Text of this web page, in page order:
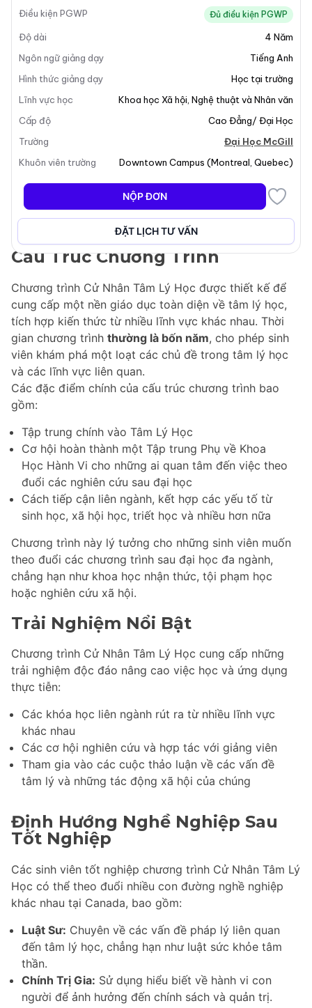
Tổng Quan Chương Trình
Cử Nhân Tâm Lý Học Trong Cử Nhân Nghệ Thuật Và
Khoa Học tại Đại Học McGill là một chương trình liên
ngành đi sâu vào khoa học về tâm trí và hành vi.
Chương trình khám phá cả hiện tượng có ý thức và vô
thức, cảm xúc và suy nghĩ, đồng thời xem xét bản
chất xã hội của con người. Chương trình này nhấn
mạnh ảnh hưởng của văn hóa, thành viên nhóm và các
mối quan hệ đến tính cách và hành vi cá nhân. Đây là
đến việc hiểu hành vi con người và tâm trí, mặc dù nó
không đủ điều kiện cho các sinh viên tốt nghiệp hành
nghề tâm lý học chuyên nghiệp.
Cấu Trúc Chương Trình
Chương trình Cử Nhân Tâm Lý Học được thiết kế để
cung cấp một nền giáo dục toàn diện về tâm lý học,
tích hợp kiến thức từ nhiều lĩnh vực khác nhau. Thời
gian chương trình thường là bốn năm, cho phép sinh
viên khám phá một loạt các chủ đề trong tâm lý học
và các lĩnh vực liên quan.
Các đặc điểm chính của cấu trúc chương trình bao
gồm:
Tập trung chính vào Tâm Lý Học
Cơ hội hoàn thành một Tập trung Phụ về Khoa
Học Hành Vi cho những ai quan tâm đến việc theo
đuổi các nghiên cứu sau đại học
Cách tiếp cận liên ngành, kết hợp các yếu tố từ
sinh học, xã hội học, triết học và nhiều hơn nữa
Chương trình này lý tưởng cho những sinh viên muốn
theo đuổi các chương trình sau đại học đa ngành,
chẳng hạn như khoa học nhận thức, tội phạm học
hoặc nghiên cứu xã hội.
Trải Nghiệm Nổi Bật
Chương trình Cử Nhân Tâm Lý Học cung cấp những
trải nghiệm độc đáo nâng cao việc học và ứng dụng
thực tiễn:
Các khóa học liên ngành rút ra từ nhiều lĩnh vực
khác nhau
Các cơ hội nghiên cứu và hợp tác với giảng viên
Tham gia vào các cuộc thảo luận về các vấn đề
tâm lý và những tác động xã hội của chúng
Định Hướng Nghề Nghiệp Sau
Tốt Nghiệp
Các sinh viên tốt nghiệp chương trình Cử Nhân Tâm Lý
Học có thể theo đuổi nhiều con đường nghề nghiệp
khác nhau tại Canada, bao gồm:
Luật Sư: Chuyên về các vấn đề pháp lý liên quan
đến tâm lý học, chẳng hạn như luật sức khỏe tâm
thần.
Chính Trị Gia: Sử dụng hiểu biết về hành vi con
người để ảnh hưởng đến chính sách và quản trị.
Điều kiện PGWP
Đủ điều kiện PGWP
Độ dài 4 Năm
Ngôn ngữ giảng dạy
Tiếng Anh
Hình thức giảng dạy
Học tại trường
Lĩnh vực học
Khoa học Xã hội Nghệ thuật và Nhân văn
Cấp độ
Cao Đẳng/ Đại Học
Trường
Đại Học McGill
Khuôn viên trường
Downtown Campus (Montreal Quebec)
NỘP ĐƠN
ĐẶT LỊCH TƯ VẤN